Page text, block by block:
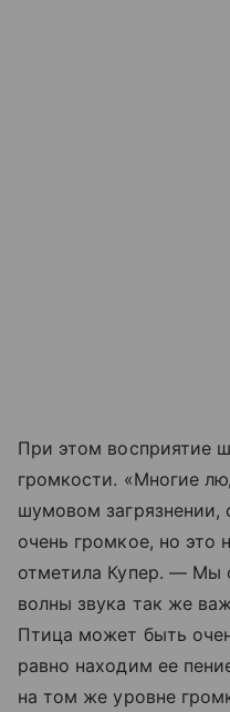
При этом восприятие
громкости. «Многие
шумовом загрязнении,
очень громкое, но это
отметила Купер. — Мы
волны звука так же
Птица может быть
равно находим ее
на том же уровне